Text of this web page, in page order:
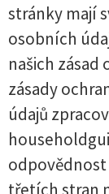
stránky mají
osobních
našich zásad
zásady
údajů
třetích stran